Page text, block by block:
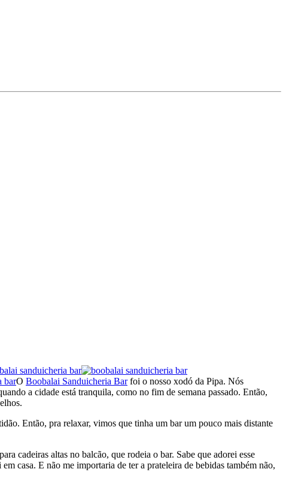
O Boobalai Sanduicheria Barfoi o nosso xodó da Pipa. Nós
a cidade está tranquila, como no fim de semana passado. Então,
Então, pra relaxar, vimos que tinha um bar um pouco mais distante
cadeiras altas no balcão, que rodeia o bar. Sabe que adorei esse
casa. E não me importaria de ter a prateleira de bebidas também não,